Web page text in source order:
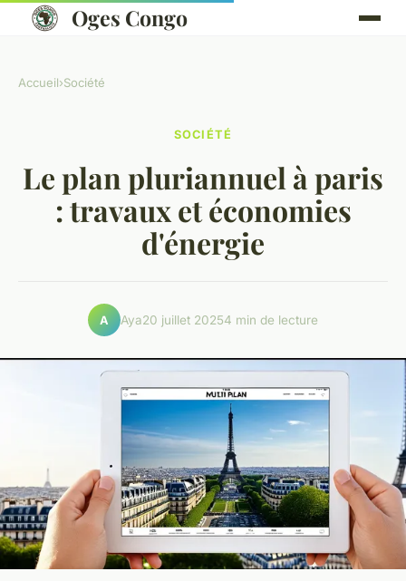
Oges Congo
Accueil›Société
SOCIÉTÉ
Le plan pluriannuel à paris
: travaux et économies
d'énergie
A Aya20 juillet 20254 min de lecture